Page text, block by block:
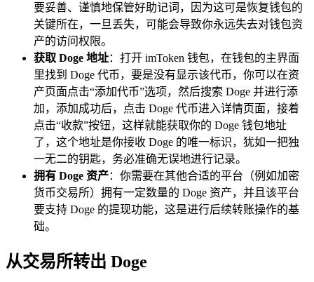
要妥善、谨慎地保管好助记词，因为这可是恢复钱包的
关键所在，一旦丢失，可能会导致你永远失去对钱包资
产的访问权限。
获取 Doge 地址：打开 imToken 钱包，在钱包的主界面
里找到 Doge 代币，要是没有显示该代币，你可以在资
产页面点击“添加代币”选项，然后搜索 Doge 并进行添
加，添加成功后，点击 Doge 代币进入详情页面，接着
点击“收款”按钮，这样就能获取你的 Doge 钱包地址
了，这个地址是你接收 Doge 的唯一标识，犹如一把独
一无二的钥匙，务必准确无误地进行记录。
拥有 Doge 资产：你需要在其他合适的平台（例如加密
货币交易所）拥有一定数量的 Doge 资产，并且该平台
要支持 Doge 的提现功能，这是进行后续转账操作的基
础。
从交易所转出 Doge